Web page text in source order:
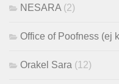
NESARA (2)
Office of Poofness (ej
Orakel Sara (12)